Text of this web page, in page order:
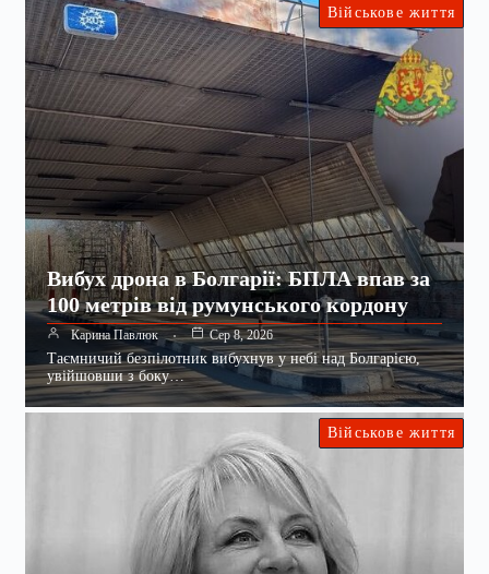
Військове життя
Вибух дрона в Болгарії: БПЛА впав за
100 метрів від румунського кордону
Карина Павлюк Сер 8, 2026
Таємничий безпілотник вибухнув у небі над Болгарією,
увійшовши з боку…
Військове життя